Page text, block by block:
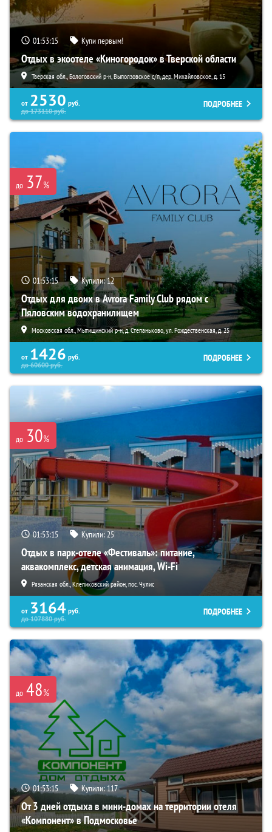
01:53:13 Купи первым!
Отдых в экоотеле «Киногородок» в Тверской области
Тверская обл., Бологовский р-н, Выползовское с/п, дер. Михайловское, д. 15
от 2530 руб.
до173110руб.
ПОДРОБНЕЕ
до 37%
01:53:13 Купили:12
Отдых для двоих в Avrora Family Club рядом с
Пяловским водохранилищем
Московская обл., Мытищинский р-н, д. Степаньково, ул. Рождественская, д. 25
от 1426 руб.
до60600руб.
ПОДРОБНЕЕ
до 30%
01:53:13 Купили:25
Отдых в парк-отеле «Фестиваль»: питание,
аквакомплекс, детская анимация, Wi-Fi
Рязанская обл., Клепиковский район, пос. Чулис
от 3164 руб.
до107880руб.
ПОДРОБНЕЕ
до 48%
01:53:13 Купили: 117
От 3 дней отдыха в мини-домах на территории отеля
«Компонент» в Подмосковье